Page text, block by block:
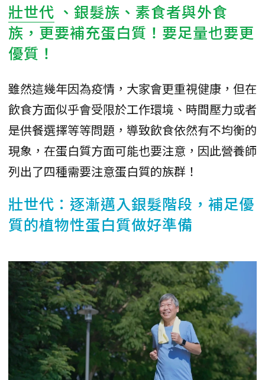
壯世代 、銀髮族、素食者與外食
族，更要補充蛋白質！要足量也要更
優質！
雖然這幾年因為疫情，大家會更重視健康，但在
飲食方面似乎會受限於工作環境、時間壓力或者
是供餐選擇等等問題，導致飲食依然有不均衡的
現象，在蛋白質方面可能也要注意，因此營養師
列出了四種需要注意蛋白質的族群！
壯世代：逐漸邁入銀髮階段，補足優
質的植物性蛋白質做好準備